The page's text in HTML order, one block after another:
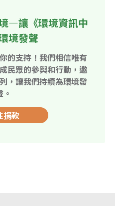
—讓《環境資訊中
境發聲
的支持！我們相信唯有
民眾的參與和行動，邀
，讓我們持續為環境發
。
捐款